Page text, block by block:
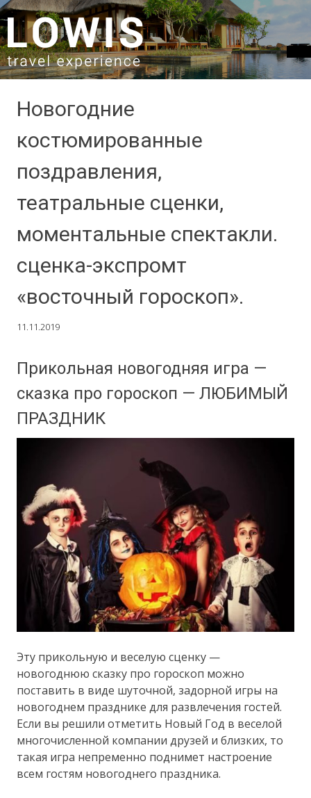
SKIP TO CONTENT
Новогодние
костюмированные
поздравления,
театральные сценки,
моментальные спектакли.
сценка-экспромт
«восточный гороскоп».
11.11.2019
Прикольная новогодняя игра —
сказка про гороскоп — ЛЮБИМЫЙ
ПРАЗДНИК
Эту прикольную и веселую сценку —
новогоднюю сказку про гороскоп можно
поставить в виде шуточной, задорной игры на
новогоднем празднике для развлечения гостей.
Если вы решили отметить Новый Год в веселой
многочисленной компании друзей и близких, то
такая игра непременно поднимет настроение
всем гостям новогоднего праздника.